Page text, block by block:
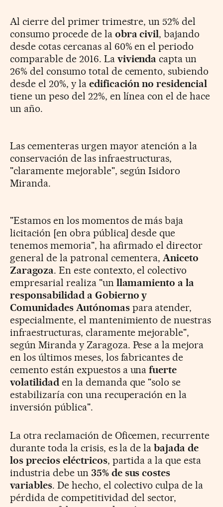
Al cierre del primer trimestre, un 52% del
consumo procede de la obra civil, bajando
desde cotas cercanas al 60% en el periodo
comparable de 2016. La vivienda capta un
26% del consumo total de cemento, subiendo
desde el 20%, y la edificación no residencial
tiene un peso del 22%, en línea con el de hace
un año.
Las cementeras urgen mayor atención a la
conservación de las infraestructuras,
"claramente mejorable", según Isidoro
Miranda.
"Estamos en los momentos de más baja
licitación [en obra pública] desde que
tenemos memoria", ha afirmado el director
general de la patronal cementera,Aniceto
Zaragoza. En este contexto, el colectivo
empresarial realiza "un llamamiento a la
responsabilidad a Gobierno y
Comunidades Autónomaspara atender,
especialmente, el mantenimiento de nuestras
infraestructuras, claramente mejorable",
según Miranda y Zaragoza. Pese a la mejora
en los últimos meses, los fabricantes de
cemento están expuestos a unafuerte
volatilidaden la demanda que "solo se
estabilizaría con una recuperación en la
inversión pública".
La otra reclamación de Oficemen, recurrente
durante toda la crisis, es la de labajada de
los precios eléctricos, partida a la que esta
industria debe un 35% de sus costes
variables. De hecho, el colectivo culpa de la
pérdida de competitividad del sector,